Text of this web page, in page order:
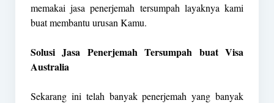
memakai jasa penerjemah tersumpah layaknya kami
buat membantu urusan Kamu.
Solusi Jasa Penerjemah Tersumpah buat Visa
Australia
Sekarang ini telah banyak penerjemah yang banyak